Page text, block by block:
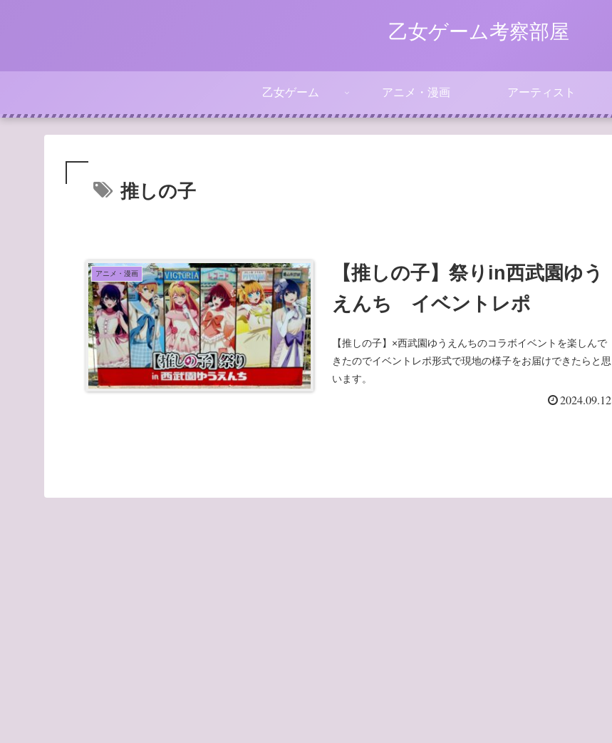
乙女ゲーム考察部屋
乙女ゲーム アニメ・漫画 アーティスト
推しの子
アニメ・漫画
【推しの子】祭りin西武園ゆう
えんち イベントレポ
【推しの子】×西武園ゆうえんちのコラボイベントを楽しんで
きたのでイベントレポ形式で現地の様子をお届けできたらと思
います。
2024.09.12